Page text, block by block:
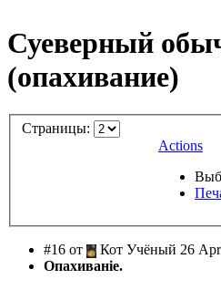
Суеверный
(опахивание)
Страницы:
Actions
#16 от
Кот Учёный 26 Apr
Опахиваніе.